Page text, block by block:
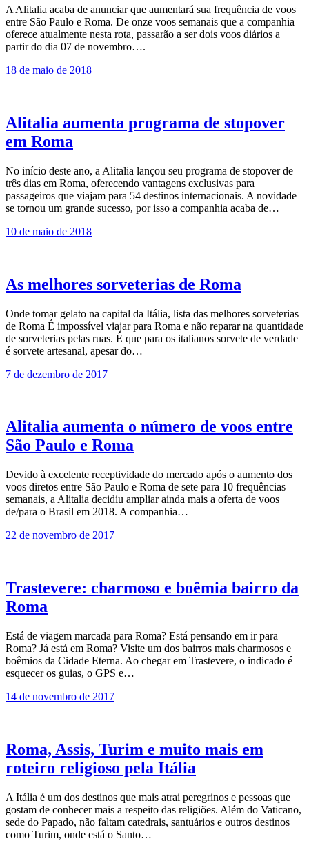
A Alitalia acaba de anunciar que aumentará sua frequência de voos
entre São Paulo e Roma. De onze voos semanais que a companhia
oferece atualmente nesta rota, passarão a ser dois voos diários a
partir do dia 07 de novembro….
18 de maio de 2018
Alitalia aumenta programa de stopover
em Roma
No início deste ano, a Alitalia lançou seu programa de stopover de
três dias em Roma, oferecendo vantagens exclusivas para
passageiros que viajam para 54 destinos internacionais. A novidade
se tornou um grande sucesso, por isso a companhia acaba de…
10 de maio de 2018
As melhores sorveterias de Roma
Onde tomar gelato na capital da Itália, lista das melhores sorveterias
de Roma É impossível viajar para Roma e não reparar na quantidade
de sorveterias pelas ruas. É que para os italianos sorvete de verdade
é sorvete artesanal, apesar do…
7 de dezembro de 2017
Alitalia aumenta o número de voos entre
São Paulo e Roma
Devido à excelente receptividade do mercado após o aumento dos
voos diretos entre São Paulo e Roma de sete para 10 frequências
semanais, a Alitalia decidiu ampliar ainda mais a oferta de voos
de/para o Brasil em 2018. A companhia…
22 de novembro de 2017
Trastevere: charmoso e boêmia bairro da
Roma
Está de viagem marcada para Roma? Está pensando em ir para
Roma? Já está em Roma? Visite um dos bairros mais charmosos e
boêmios da Cidade Eterna. Ao chegar em Trastevere, o indicado é
esquecer os guias, o GPS e…
14 de novembro de 2017
Roma, Assis, Turim e muito mais em
roteiro religioso pela Itália
A Itália é um dos destinos que mais atrai peregrinos e pessoas que
gostam de conhecer mais a respeito das religiões. Além do Vaticano,
sede do Papado, não faltam catedrais, santuários e outros destinos
como Turim, onde está o Santo…